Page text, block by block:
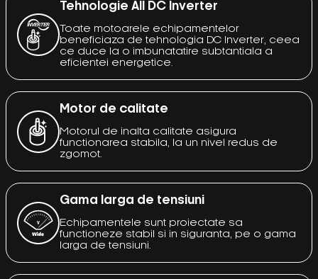
Tehnologie All DC Inverter
Toate motoarele echipamentelor
beneficiaza de tehnologia DC Inverter, ceea
ce duce la o imbunatatire subtantiala a
eficientei energetice.
Motor de calitate
Motorul de inalta calitate asigura
functionarea stabila, la un nivel redus de
zgomot.
Gama larga de tensiuni
Echipamentele sunt proiectate sa
functioneze stabil si in siguranta, pe o gama
larga de tensiuni.